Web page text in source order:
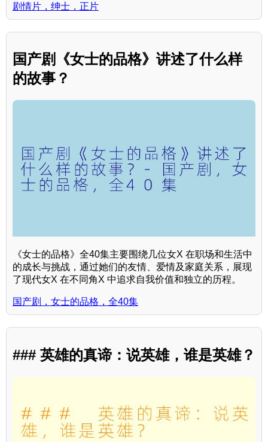
剧情片，绅士，正片
国产剧《女士的品格》讲述了什么样
的故事？
《女士的品格》全40集主要围绕几位女X 在职场和生活中
的成长与挑战，通过她们的友情、爱情及家庭关系，展现
了现代女X 在不同角X 中追求自我价值和独立的历程。
国产剧，女士的品格，全40集
### 英雄的真谛：说英雄，谁是英雄？